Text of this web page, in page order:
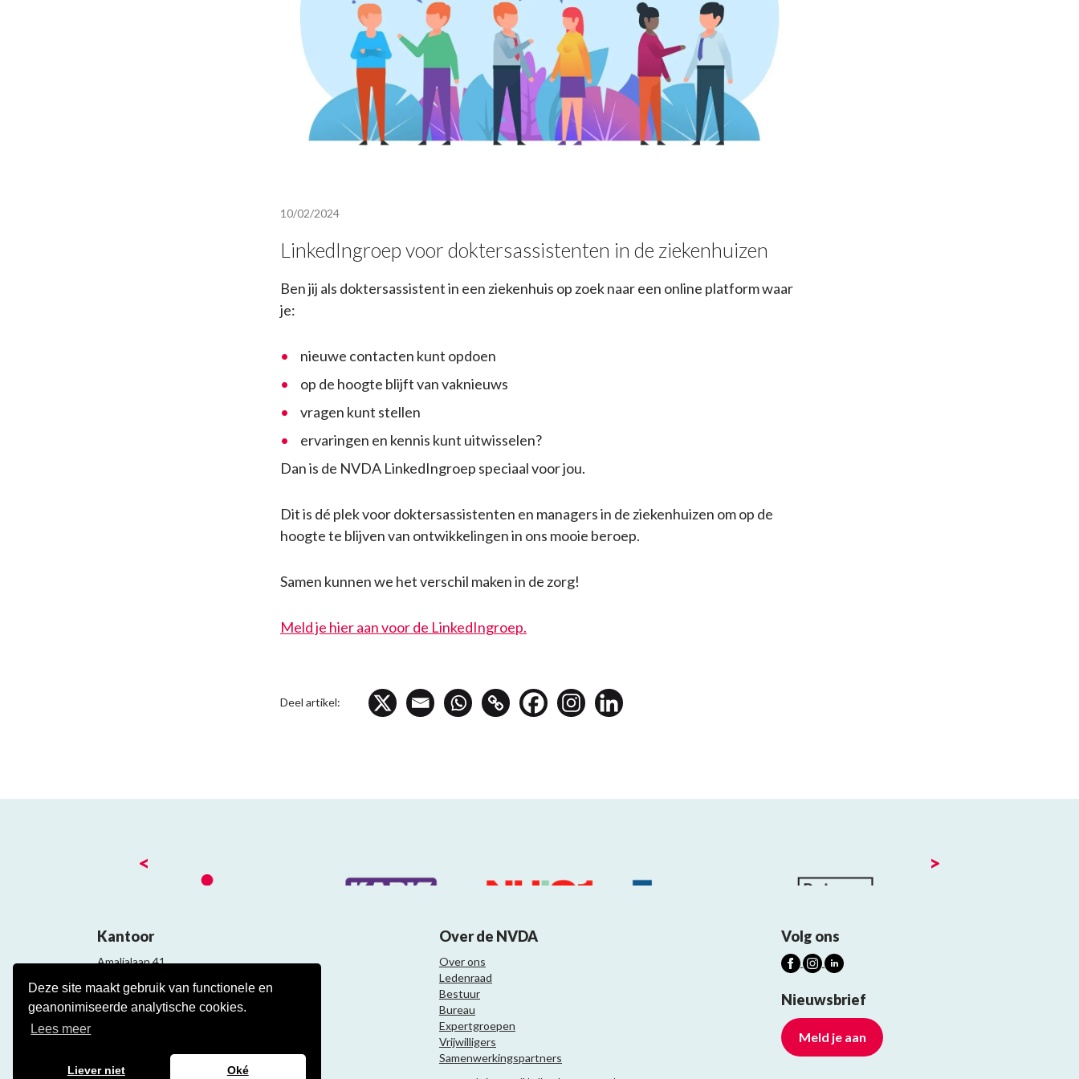
Deze site maakt gebruik van functionele en
geanonimiseerde analytische cookies.
Lees meer
Liever niet Oké
10/02/2024
LinkedIngroep voor doktersassistenten in de ziekenhuizen
Ben jij als doktersassistent in een ziekenhuis op zoek naar een online platform waar
je:
nieuwe contacten kunt opdoen
op de hoogte blijft van vaknieuws
vragen kunt stellen
ervaringen en kennis kunt uitwisselen?
Dan is de NVDA LinkedIngroep speciaal voor jou.
Dit is dé plek voor doktersassistenten en managers in de ziekenhuizen om op de
hoogte te blijven van ontwikkelingen in ons mooie beroep.
Samen kunnen we het verschil maken in de zorg!
Meld je hier aan voor de LinkedIngroep.
Deel artikel:
< >
Kantoor
Amalialaan 41
Contact
Veelgestelde cao vragen
Over de NVDA
Over ons
Ledenraad
Bestuur
Bureau
Expertgroepen
Vrijwilligers
Samenwerkingspartners
Volg ons
Nieuwsbrief
Meld je aan